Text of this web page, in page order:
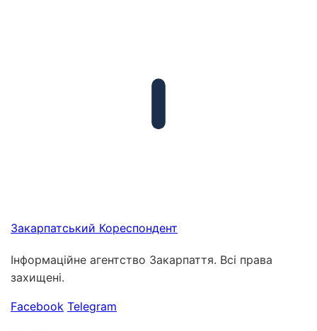
Закарпатський Кореспондент
Інформаційне агентство Закарпаття. Всі права
захищені.
Facebook Telegram